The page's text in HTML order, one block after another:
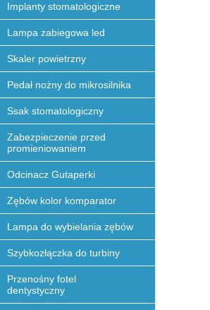
Implanty stomatologiczne
Lampa zabiegowa led
Skaler powietrzny
Pedał nożny do mikrosilnika
Ssak stomatologiczny
Zabezpieczenie przed
promieniowaniem
Odcinacz Gutaperki
Zębów kolor komparator
Lampa do wybielania zębów
Szybkozłączka do turbiny
Przenośny fotel
dentystyczny